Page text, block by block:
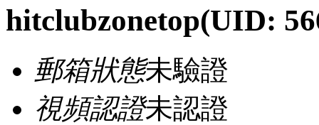
hitclubzonetop(UID:
郵箱狀態未驗證
視頻認證未認證